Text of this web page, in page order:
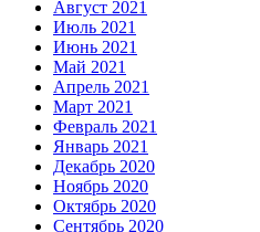
Август 2021
Июль 2021
Июнь 2021
Май 2021
Апрель 2021
Март 2021
Февраль 2021
Январь 2021
Декабрь 2020
Ноябрь 2020
Октябрь 2020
Сентябрь 2020